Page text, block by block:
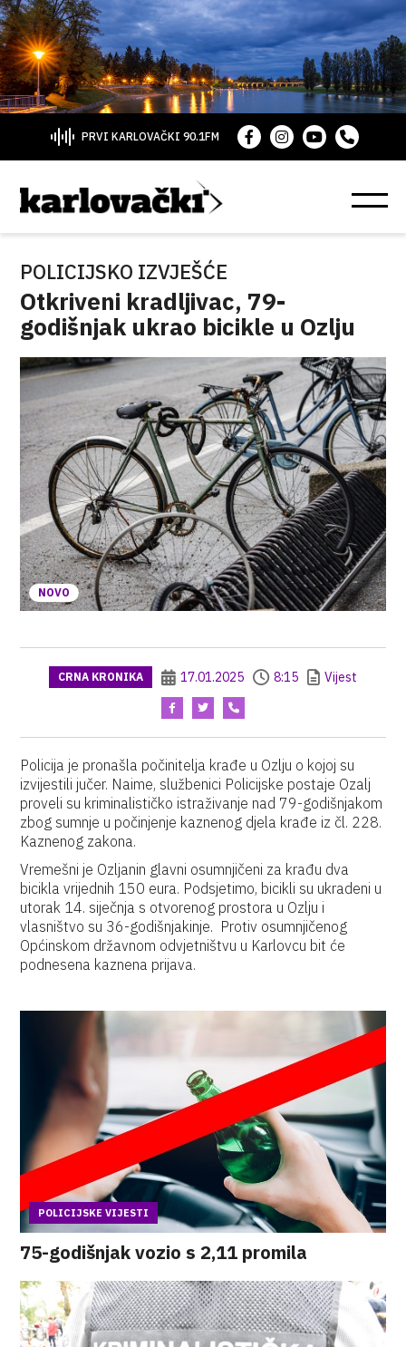
PRVI KARLOVAČKI 90.1FM
POLICIJSKO IZVJEŠĆE
Otkriveni kradljivac, 79-
godišnjak ukrao bicikle u Ozlju
NOVO
CRNA KRONIKA 17.01.2025 8:15 Vijest
Policija je pronašla počinitelja krađe u Ozlju o kojoj su
izvijestili jučer. Naime, službenici Policijske postaje Ozalj
proveli su kriminalističko istraživanje nad 79-godišnjakom
zbog sumnje u počinjenje kaznenog djela krađe iz čl. 228.
Kaznenog zakona.
Vremešni je Ozljanin glavni osumnjičeni za krađu dva
bicikla vrijednih 150 eura. Podsjetimo, bicikli su ukradeni u
utorak 14. siječnja s otvorenog prostora u Ozlju i
vlasništvo su 36-godišnjakinje. Protiv osumnjičenog
Općinskom državnom odvjetništvu u Karlovcu bit će
podnesena kaznena prijava.
POLICIJSKE VIJESTI
75-godišnjak vozio s 2,11 promila